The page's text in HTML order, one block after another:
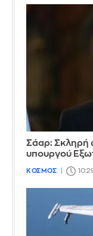
Σάαρ: Σκληρή
υπουργού
ΚΟΣΜΟΣ